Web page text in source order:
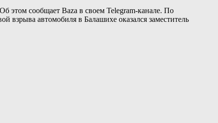
этом сообщает Baza в своем Telegram-канале. По
взрыва автомобиля в Балашихе оказался заместитель